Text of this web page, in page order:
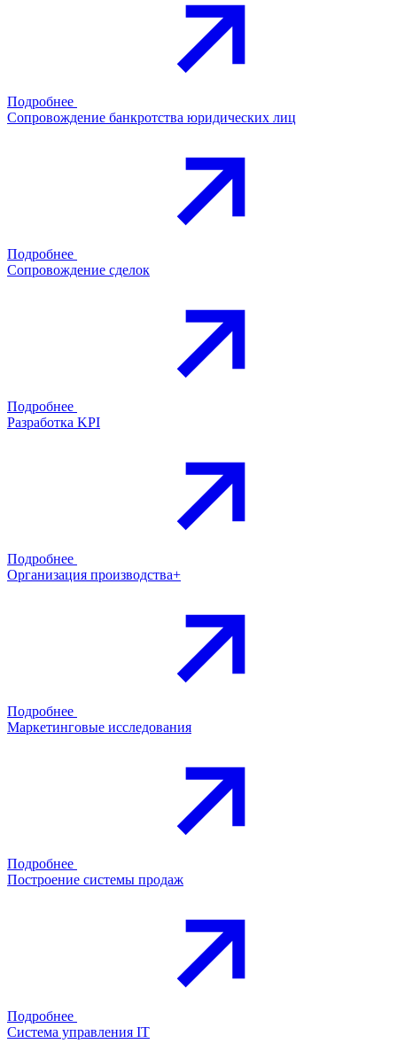
Подробнее
Сопровождение банкротства юридических лиц
Подробнее
Сопровождение сделок
Подробнее
Разработка KPI
Подробнее
Организация производства+
Подробнее
Маркетинговые исследования
Подробнее
Построение системы продаж
Подробнее
Система управления IT